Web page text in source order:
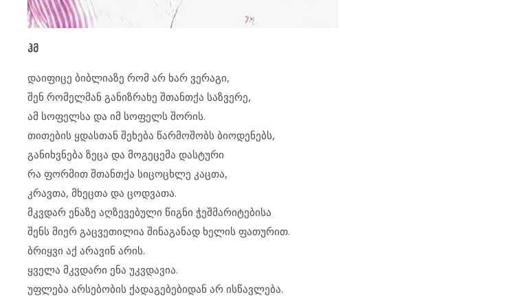
ჰმ
დაიფიცე ბიბლიაზე რომ არ ხარ ვერაგი,
შენ რომელმან განიზრახე შთანთქა საზვერე,
ამ სოფელსა და იმ სოფელს შორის.
თითების ყდასთან შეხება წარმოშობს ბიოდენებს,
განიხვნება ზეცა და მოგეცემა დასტური
რა ფორმით შთანთქა სიცოცხლე კაცთა,
კრავთა, მხეცთა და ცოდვათა.
მკვდარ ენაზე აღზევებული წიგნი ჭეშმარიტებისა
შენს მიერ გაცვეთილია შინაგანად ხელის ფათურით.
ბრიყვი აქ არავინ არის.
ყველა მკვდარი ენა უკვდავია.
უფლება არსებობის ქადაგებებიდან არ ისწავლება.